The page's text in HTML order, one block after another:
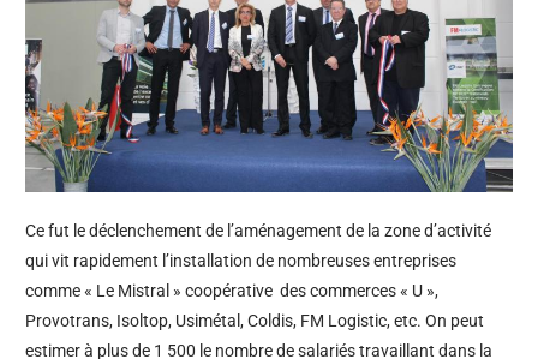
Ce fut le déclenchement de l’aménagement de la zone d’activité
qui vit rapidement l’installation de nombreuses entreprises
comme « Le Mistral » coopérative des commerces « U »,
Provotrans, Isoltop, Usimétal, Coldis, FM Logistic, etc. On peut
estimer à plus de 1 500 le nombre de salariés travaillant dans la